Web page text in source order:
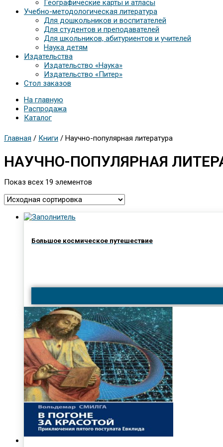
Географические карты и атласы
Учебно-методологическая литература
Для дошкольников и воспитателей
Для студентов и преподавателей
Для школьников, абитуриентов и учителей
Наука детям
Издательства
Издательство «Наука»
Издательство «Питер»
Стол заказов
На главную
Распродажа
Каталог
Главная / Книги / Научно-популярная литература
НАУЧНО-ПОПУЛЯРНАЯ
Показ всех 19 элементов
Большое космическое путешествие